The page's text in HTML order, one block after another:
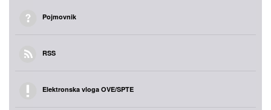
Pojmovnik
RSS
Elektronska vloga OVE/SPTE